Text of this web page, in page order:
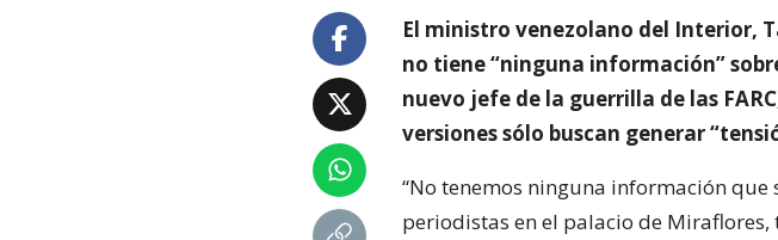
El ministro venezolano del Interior,
no tiene “ninguna información”
nuevo jefe de la guerrilla de las
versiones sólo buscan generar
“No tenemos ninguna información que
periodistas en el palacio de